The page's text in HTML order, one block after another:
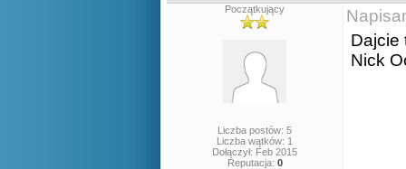
Początkujący
Liczba postów: 5
Liczba wątków: 1
Dołączył: Feb 2015
Reputacja: 0
Dajcie
Nick